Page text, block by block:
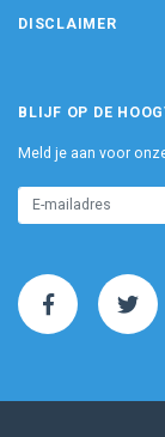
DISCLAIMER
BLIJF OP DE
Meld je aan voor